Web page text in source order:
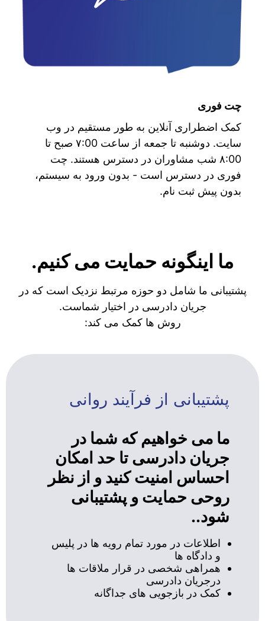
چت فوری
کمک اضطراری آنلاین به طور مستقیم در وب
سایت. دوشنبه تا جمعه از ساعت ۷:00 صبح تا
۸:00 شب مشاوران در دسترس هستند. چت
فوری در دسترس است - بدون ورود به سیستم،
بدون پیش ثبت نام.
ما اینگونه حمایت می کنیم.
پشتیبانی ما شامل دو حوزه مرتبط نزدیک است که در
جریان دادرسی در اختیار شماست.
روش ها کمک می کند:
پشتیبانی از فرآیند روانی
ما می خواهیم که شما در
جریان دادرسی تا حد امکان
احساس امنیت کنید و از نظر
روحی حمایت و پشتیبانی
شود..
اطلاعات در مورد تمام رویه ها در پلیس
و دادگاه ها
همراهی شخصی در قرار ملاقات ها
درجریان دادرسی
کمک در بازجویی های جداگانه